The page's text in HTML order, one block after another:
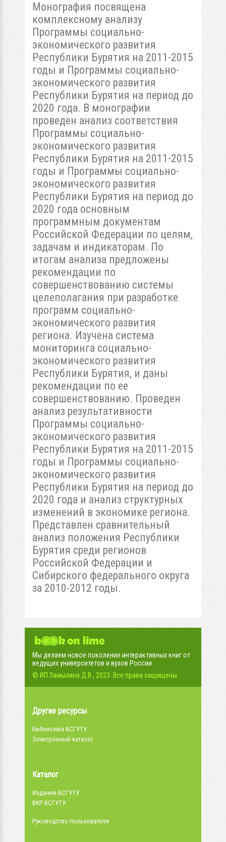
Монография посвящена
комплексному анализу
Программы социально-
экономического развития
Республики Бурятия на 2011-2015
годы и Программы социально-
экономического развития
Республики Бурятия на период до
2020 года. В монографии
проведен анализ соответствия
Программы социально-
экономического развития
Республики Бурятия на 2011-2015
годы и Программы социально-
экономического развития
Республики Бурятия на период до
2020 года основным
программным документам
Российской Федерации по целям,
задачам и индикаторам. По
итогам анализа предложены
рекомендации по
совершенствованию системы
целеполагания при разработке
программ социально-
экономического развития
региона. Изучена система
мониторинга социально-
экономического развития
Республики Бурятия, и даны
рекомендации по ее
совершенствованию. Проведен
анализ результативности
Программы социально-
экономического развития
Республики Бурятия на 2011-2015
годы и Программы социально-
экономического развития
Республики Бурятия на период до
2020 года и анализ структурных
изменений в экономике региона.
Представлен сравнительный
анализ положения Республики
Бурятия среди регионов
Российской Федерации и
Сибирского федерального округа
за 2010-2012 годы.
Мы делаем новое поколение интерактивных книг от
ведущих университетов и вузов России.
© ИП Замылина Д.В., 2023. Все права защищены.
Другие ресурсы
Библиотека ВСГУТУ
Электронный каталог
Каталог
Издания ВСГУТУ
ВКР ВСГУТУ
Руководство пользователя